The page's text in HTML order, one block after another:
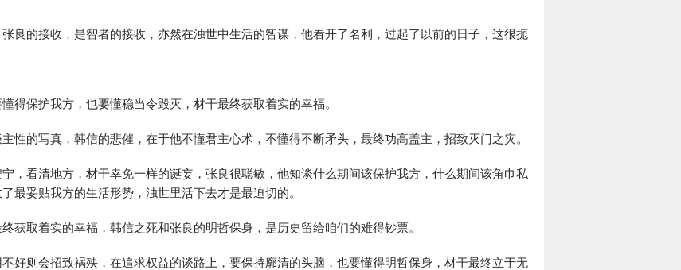
良的接收，是智者的接收，亦然在浊世中生活的智谋，他看开了名利，过起了以前的日子，这很扼
得保护我方，也要懂稳当令毁灭，材干最终获取着实的幸福。
性的写真，韩信的悲催，在于他不懂君主心术，不懂得不断矛头，最终功高盖主，招致灭门之灾。
，看清地方，材干幸免一样的诞妄，张良很聪敏，他知谈什么期间该保护我方，什么期间该角巾私
最妥贴我方的生活形势，浊世里活下去才是最迫切的。
获取着实的幸福，韩信之死和张良的明哲保身，是历史留给咱们的难得钞票。
好则会招致祸殃，在追求权益的谈路上，要保持廓清的头脑，也要懂得明哲保身，材干最终立于无